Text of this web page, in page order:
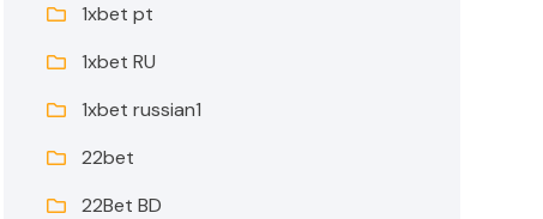
1xbet pt
1xbet RU
1xbet russian1
22bet
22Bet BD